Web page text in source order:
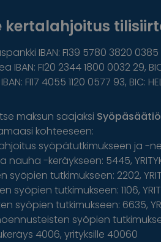
kertalahjoitus
IBAN: FI39 5780 3820 0385
IBAN: FI20 2344 1800 0032 29,
FI17 4055 1120 0577 93, BIC:
maksun saajaksi
kohteeseen:
syöpätutkimukseen ja -
nauha -keräykseen: 5445,
syöpien tutkimukseen: 2202,
syöpien tutkimukseen: 1106,
syöpien tutkimukseen: 6635,
syöpien
4006, yrityksille 40060